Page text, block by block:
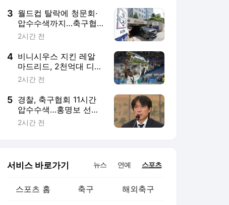
3 월드컵 탈락에 청문회·
압수수색까지…축구협
회, 사상 최악의 위기
2시간 전
4 비니시우스 지킨 레알
마드리드, 2천억대 디오
망데까지 품었다
2시간 전
5 경찰, 축구협회 11시간
압수수색…홍명보 선임
의혹 강제수사 본격화
2시간 전
서비스 바로가기 뉴스 연예 스포츠
스포츠 홈 축구 해외축구